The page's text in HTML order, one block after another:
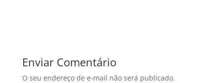
Enviar Comentário
O seu endereço de e-mail não será publicado.